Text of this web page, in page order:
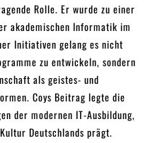
Rolle. Er wurde zu einer
akademischen Informatik im
Initiativen gelang es nicht
zu entwickeln, sondern
als geistes- und
Coys Beitrag legte die
der modernen IT-Ausbildung,
Deutschlands prägt.